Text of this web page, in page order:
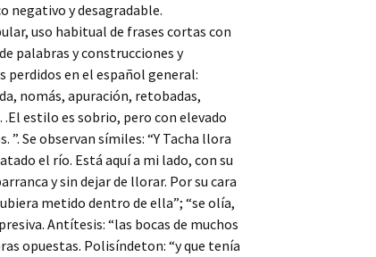
negativo y desagradable.
uso habitual de frases cortas con
palabras y construcciones y
en el español general:
nomás, apuración, retobadas,
estilo es sobrio, pero con elevado
Se observan símiles: “Y Tacha llora
el río. Está aquí a mi lado, con su
y sin dejar de llorar. Por su cara
metido dentro de ella”; “se olía,
Antítesis: “las bocas de muchos
opuestas. Polisíndeton: “y que tenía